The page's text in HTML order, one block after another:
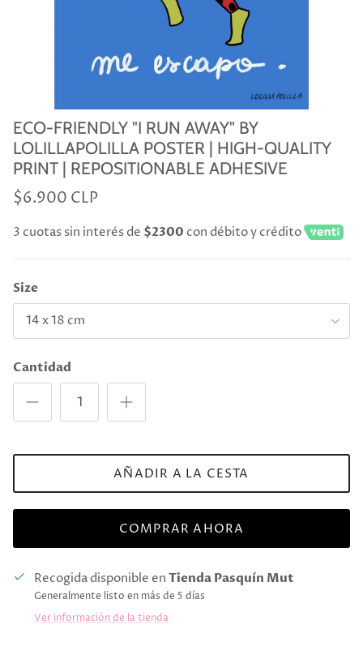
ECO-FRIENDLY "I RUN AWAY" BY
LOLILLAPOLILLA POSTER | HIGH-QUALITY
PRINT | REPOSITIONABLE ADHESIVE
$6.900 CLP
3 cuotas sin interés de $2300 con débito y crédito
Size
14 x 18 cm
Cantidad
AÑADIR A LA CESTA
COMPRAR AHORA
Recogida disponible en Tienda Pasquín Mut
Generalmente listo en más de 5 días
Ver información de la tienda